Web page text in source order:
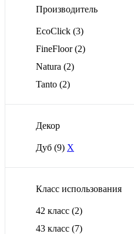
Производитель
EcoClick (3)
FineFloor(2)
Natura (2)
Tanto (2)
Декор
Дуб (9) X
Класс использования
42 класс (2)
43 класс (7)